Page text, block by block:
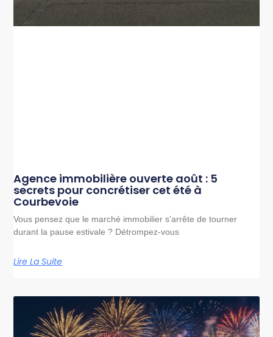
Agence immobilière ouverte août : 5
secrets pour concrétiser cet été à
Courbevoie
Vous pensez que le marché immobilier s’arrête de tourner
durant la pause estivale ? Détrompez-vous
Lire La Suite